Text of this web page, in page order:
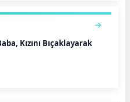
Kızını Bıçaklayarak